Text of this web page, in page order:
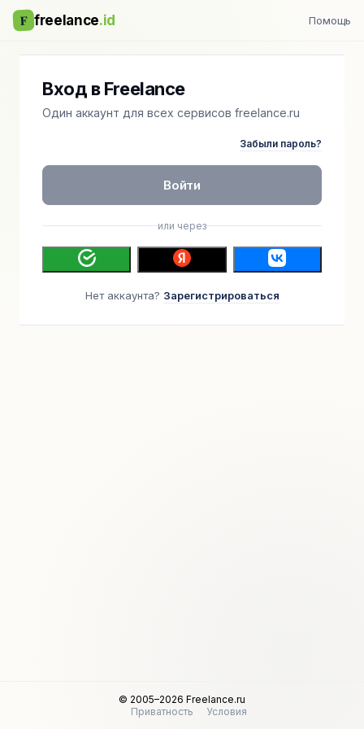
F freelance.id Помощь
Вход в Freelance
Один аккаунт для всех сервисов freelance.ru
Забыли пароль?
Войти
или через
Нет аккаунта? Зарегистрироваться
© 2005–2026 Freelance.ru
Приватность
Условия